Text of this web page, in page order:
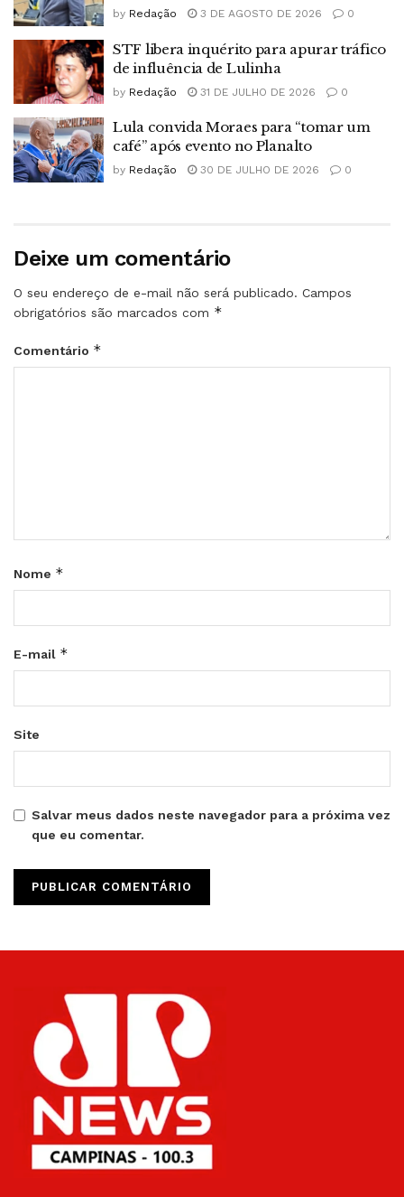
by Redação 3 DE AGOSTO DE 2026 0
STF libera inquérito para apurar tráfico
de influência de Lulinha
by Redação 31 DE JULHO DE 2026 0
Lula convida Moraes para “tomar um
café” após evento no Planalto
by Redação 30 DE JULHO DE 2026 0
Deixe um comentário
O seu endereço de e-mail não será publicado. Campos
obrigatórios são marcados com *
Comentário *
Nome *
E-mail *
Site
Salvar meus dados neste navegador para a próxima vez
que eu comentar.